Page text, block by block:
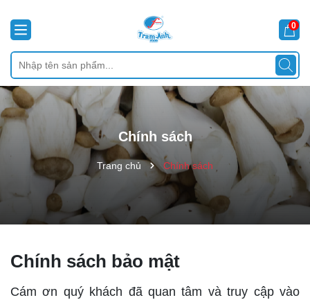
0
Chính sách
Trang chủ Chính sách
Chính sách bảo mật
Cám ơn quý khách đã quan tâm và truy cập vào